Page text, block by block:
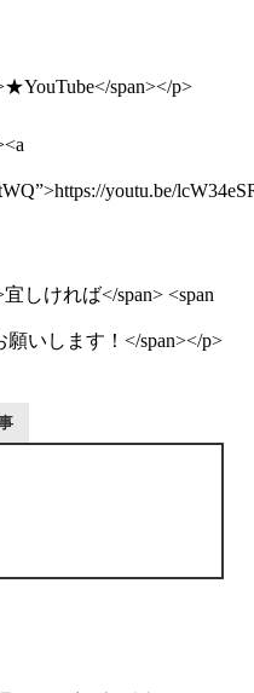
span></p>
youtu.be/
宜しければ</span> <span
願いします！</span></p>